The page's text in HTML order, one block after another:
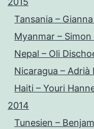
Tansania –
Myanmar –
Nepal – Oli
Nicaragua – Adrià
Haiti – Youri
2014
Tunesien –